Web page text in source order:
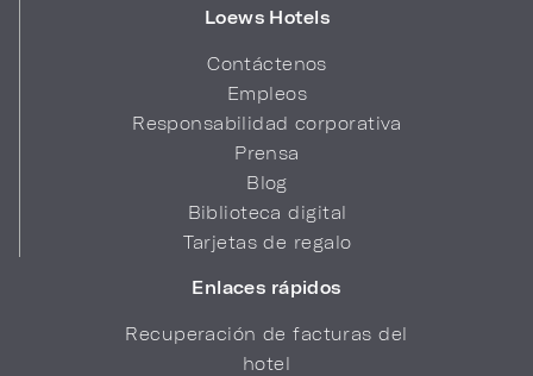
Loews Hotels
Contáctenos
Empleos
Responsabilidad corporativa
Prensa
Blog
Biblioteca digital
Tarjetas de regalo
Enlaces rápidos
Recuperación de facturas del
hotel